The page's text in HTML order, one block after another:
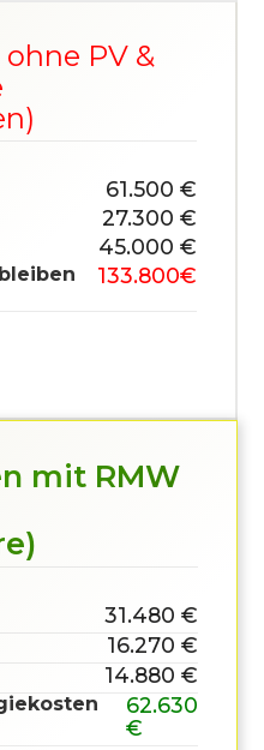
PV &
61.500 €
27.300 €
45.000 €
133.800€
mit RMW
31.480 €
16.270 €
14.880 €
62.630
€